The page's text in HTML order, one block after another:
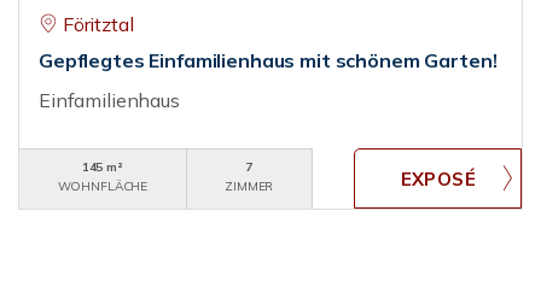
Föritztal
Gepflegtes Einfamilienhaus mit schönem Garten!
Einfamilienhaus
145 m²
WOHNFLÄCHE
7
ZIMMER